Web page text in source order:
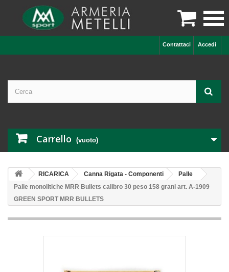

Accedi
Contattaci
Carrello (vuoto)
RICARICA Canna Rigata - Componenti
Palle
Palle monolitiche MRR Bullets calibro 30 peso 158 grani art. A-1909
GREEN SPORT MRR BULLETS